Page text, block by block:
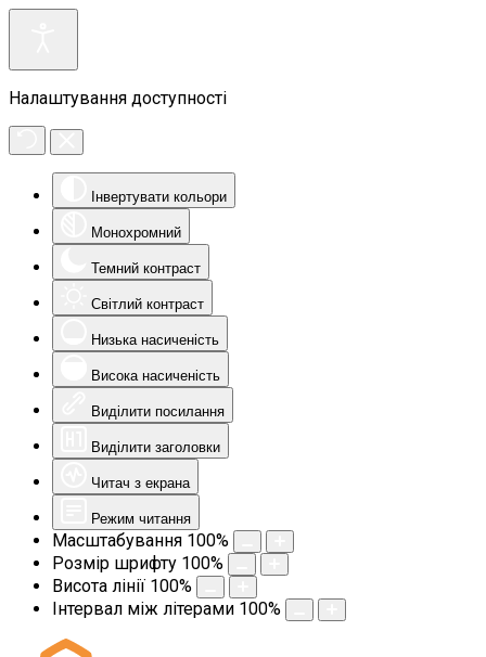
Налаштування доступності
Інвертувати кольори
Монохромний
Темний контраст
Світлий контраст
Низька насиченість
Висока насиченість
Виділити посилання
Виділити заголовки
Читач з екрана
Режим читання
Масштабування 100%
Розмір шрифту 100%
Висота лінії 100%
Інтервал між літерами 100%